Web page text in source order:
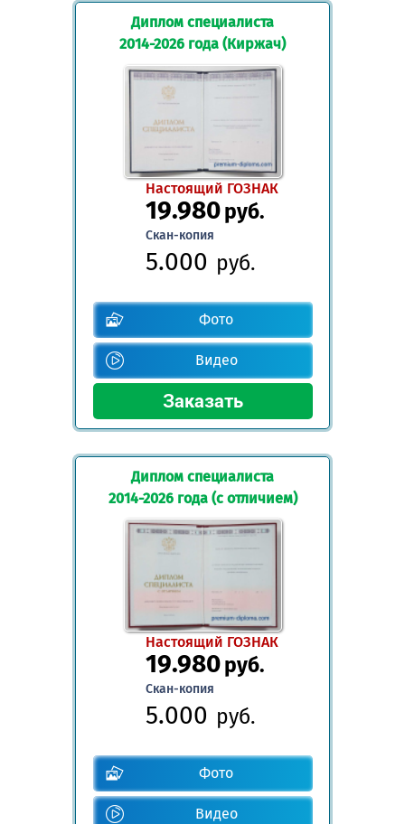
Диплом специалиста
2014-2026 года (Киржач)
Настоящий ГОЗНАК
19.980руб.
Скан-копия
5.000 руб.
Фото
Видео
Диплом специалиста
2014-2026 года (с отличием)
Настоящий ГОЗНАК
19.980руб.
Скан-копия
5.000 руб.
Фото
Видео